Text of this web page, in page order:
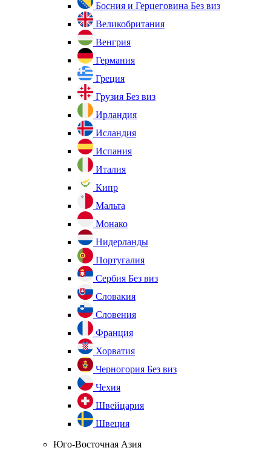
Босния и Герцеговина Без виз
Великобритания
Венгрия
Германия
Греция
Грузия Без виз
Ирландия
Исландия
Испания
Италия
Кипр
Мальта
Монако
Нидерланды
Португалия
Сербия Без виз
Словакия
Словения
Франция
Хорватия
Черногория Без виз
Чехия
Швейцария
Швеция
Юго-Восточная Азия